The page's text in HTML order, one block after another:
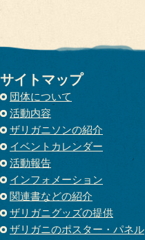
サイトマップ
団体について
活動内容
ザリガニソンの紹介
イベントカレンダー
活動報告
インフォメーション
関連書などの紹介
ザリガニグッズの提供
ザリガニのポスター・パネル